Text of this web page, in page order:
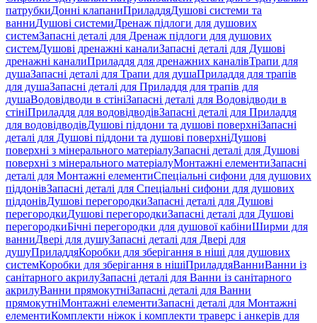
патрубкиДонні клапаниПриладдяДушові системи та
ванниДушові системиДренаж підлоги для душових
системЗапасні деталі для Дренаж підлоги для душових
системДушові дренажні каналиЗапасні деталі для Душові
дренажні каналиПриладдя для дренажних каналівТрапи для
душаЗапасні деталі для Трапи для душаПриладдя для трапів
для душаЗапасні деталі для Приладдя для трапів для
душаВодовідводи в стініЗапасні деталі для Водовідводи в
стініПриладдя для водовідводівЗапасні деталі для Приладдя
для водовідводівДушові піддони та душові поверхніЗапасні
деталі для Душові піддони та душові поверхніДушові
поверхні з мінерального матеріалуЗапасні деталі для Душові
поверхні з мінерального матеріалуМонтажні елементиЗапасні
деталі для Монтажні елементиСпеціальні сифони для душових
піддонівЗапасні деталі для Спеціальні сифони для душових
піддонівДушові перегородкиЗапасні деталі для Душові
перегородкиДушові перегородкиЗапасні деталі для Душові
перегородкиБічні перегородки для душової кабіниШирми для
ванниДвері для душуЗапасні деталі для Двері для
душуПриладдяКоробки для зберігання в ніші для душових
системКоробки для зберігання в нішіПриладдяВанниВанни із
санітарного акрилуЗапасні деталі для Ванни із санітарного
акрилуВанни прямокутніЗапасні деталі для Ванни
прямокутніМонтажні елементиЗапасні деталі для Монтажні
елементиКомплекти ніжок і комплекти траверс і анкерів для